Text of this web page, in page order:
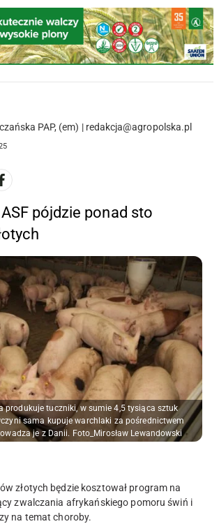
PAP, (em) | redakcja@agropolska.pl
pójdzie ponad sto
produkuje tuczniki, w sumie 4,5 tysiąca sztuk
sama kupuje warchlaki za pośrednictwem
je z Danii. Foto_Mirosław Lewandowski
złotych będzie kosztował program na
zwalczania afrykańskiego pomoru świń i
na temat choroby.